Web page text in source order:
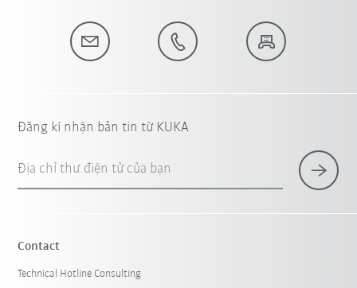
Đăng kí nhận bản tin từ KUKA
Địa chỉ thư điện tử của bạn
Contact
Technical Hotline Consulting